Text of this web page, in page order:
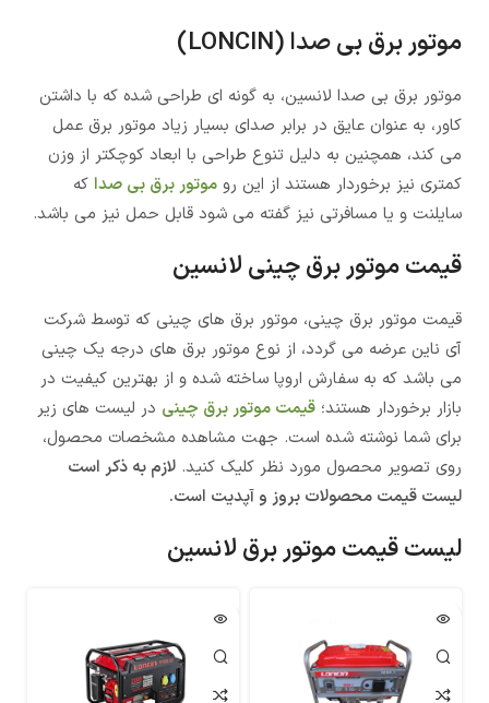
موتور برق بی صدا (LONCIN)
موتور برق بی صدا لانسین، به گونه ای طراحی شده که با داشتن
کاور، به عنوان عایق در برابر صدای بسیار زیاد موتور برق عمل
می کند، همچنین به دلیل تنوع طراحی با ابعاد کوچکتر از وزن
کمتری نیز برخوردار هستند از این رو موتور برق بی صدا که
سایلنت و یا مسافرتی نیز گفته می شود قابل حمل نیز می باشد.
قیمت موتور برق چینی لانسین
قیمت موتور برق چینی، موتور برق های چینی که توسط شرکت
آی ناین عرضه می گردد، از نوع موتور برق های درجه یک چینی
می باشد که به سفارش اروپا ساخته شده و از بهترین کیفیت در
بازار برخوردار هستند؛ قیمت موتور برق چینی در لیست های زیر
برای شما نوشته شده است. جهت مشاهده مشخصات محصول،
روی تصویر محصول مورد نظر کلیک کنید. لازم به ذکر است
لیست قیمت محصولات بروز و آپدیت است.
لیست قیمت موتور برق لانسین